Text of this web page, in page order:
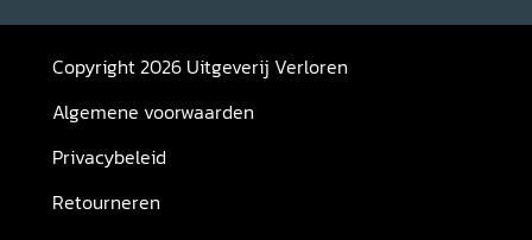
Copyright 2026 Uitgeverij Verloren
Algemene voorwaarden
Privacybeleid
Retourneren